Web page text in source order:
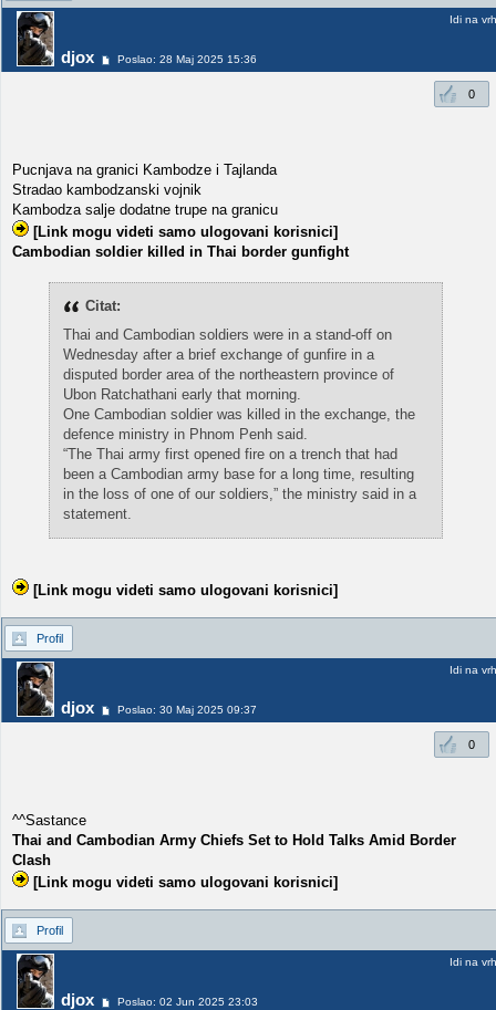
djox Poslao: 28 Maj 2025 15:36
Idi na vrh
0
Pucnjava na granici Kambodze i Tajlanda
Stradao kambodzanski vojnik
Kambodza salje dodatne trupe na granicu
[Link mogu videti samo ulogovani korisnici]
Cambodian soldier killed in Thai border gunfight
Citat:
Thai and Cambodian soldiers were in a stand-off on
Wednesday after a brief exchange of gunfire in a
disputed border area of the northeastern province of
Ubon Ratchathani early that morning.
One Cambodian soldier was killed in the exchange, the
defence ministry in Phnom Penh said.
“The Thai army first opened fire on a trench that had
been a Cambodian army base for a long time, resulting
in the loss of one of our soldiers,” the ministry said in a
statement.
[Link mogu videti samo ulogovani korisnici]
Profil
djox Poslao: 30 Maj 2025 09:37
Idi na vrh
0
^^Sastance
Thai and Cambodian Army Chiefs Set to Hold Talks Amid Border
Clash
[Link mogu videti samo ulogovani korisnici]
Profil
djox Poslao: 02 Jun 2025 23:03
Idi na vrh